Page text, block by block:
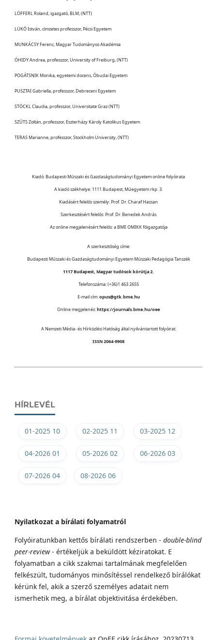
LÖFFERL Roland, igazgató, BLM, (NTT)
LÜKŐ István, címzetes professzor, Pécsi Egyetem
MUNKÁCSY Ferenc, Magyar Tudományos Akadémia
ÓHIDY Andrea, professzor, University of Freiburg, (NTT)
POGÁTSNIK Monika, egyetemi docens, Óbudai Egyetem
PUSZTAI Gabriella, professzor, Debreceni Egyetem
STÖCKL Claudia, professzor, Universitate Graz (NTT)
SZŰTS Zoltán, professzor, Eszterházy Károly Katolikus Egyetem
TERAS Marianne, professzor, Stockholm University, (NTT)
Kiadó: Budapesti Műszaki és Gazdaságtudományi Egyetem online folyóirata
A kiadó székhelye: 1111 Budapest, Műegyetem rkp. 3.
Kiadásért felelős személy: Prof. Dr. Charaf Hassan
Szerkesztésért felelős: Prof. Dr. Benedek András
Az online megjelenésért felelős: a BME OMIKK főigazgatója
A szerkesztőség címe:
Budapesti Műszaki és Gazdaságtudományi Egyetem Műszaki Pedagógia Tanszék
1117 Budapest, Magyar tudósok körútja 2.
Telefonszáma: (+36)1 463 2655
E-mail cím:opus@gtk.bme.hu
Online megjelenés:https://journals.bme.hu/oee
A Nemzeti Média- és Hírközlési Hatóság által nyilvántartott folyóirat.
ISSN 2064-9908
HÍRLEVÉL
01-2025 10 02-2025 11 03-2025 12
04-2026 01 05-2026 02 06-2026 03
07-2026 04 08-2026 06
Nyilatkozat a bírálati folyamatról
Folyóiratunkban kettős bírálati rendszerben - double-blind
peer-review- értékeljük a beküldött kéziratokat. E
folyamatban a cikk szakmai tartalmának megfelelően
felkészült, tudományos minősítéssel rendelkező bírálókat
kérünk fel, akik a szerző személyes adatait nem
ismerhetik meg, a bírálat objektivitása érdekében.